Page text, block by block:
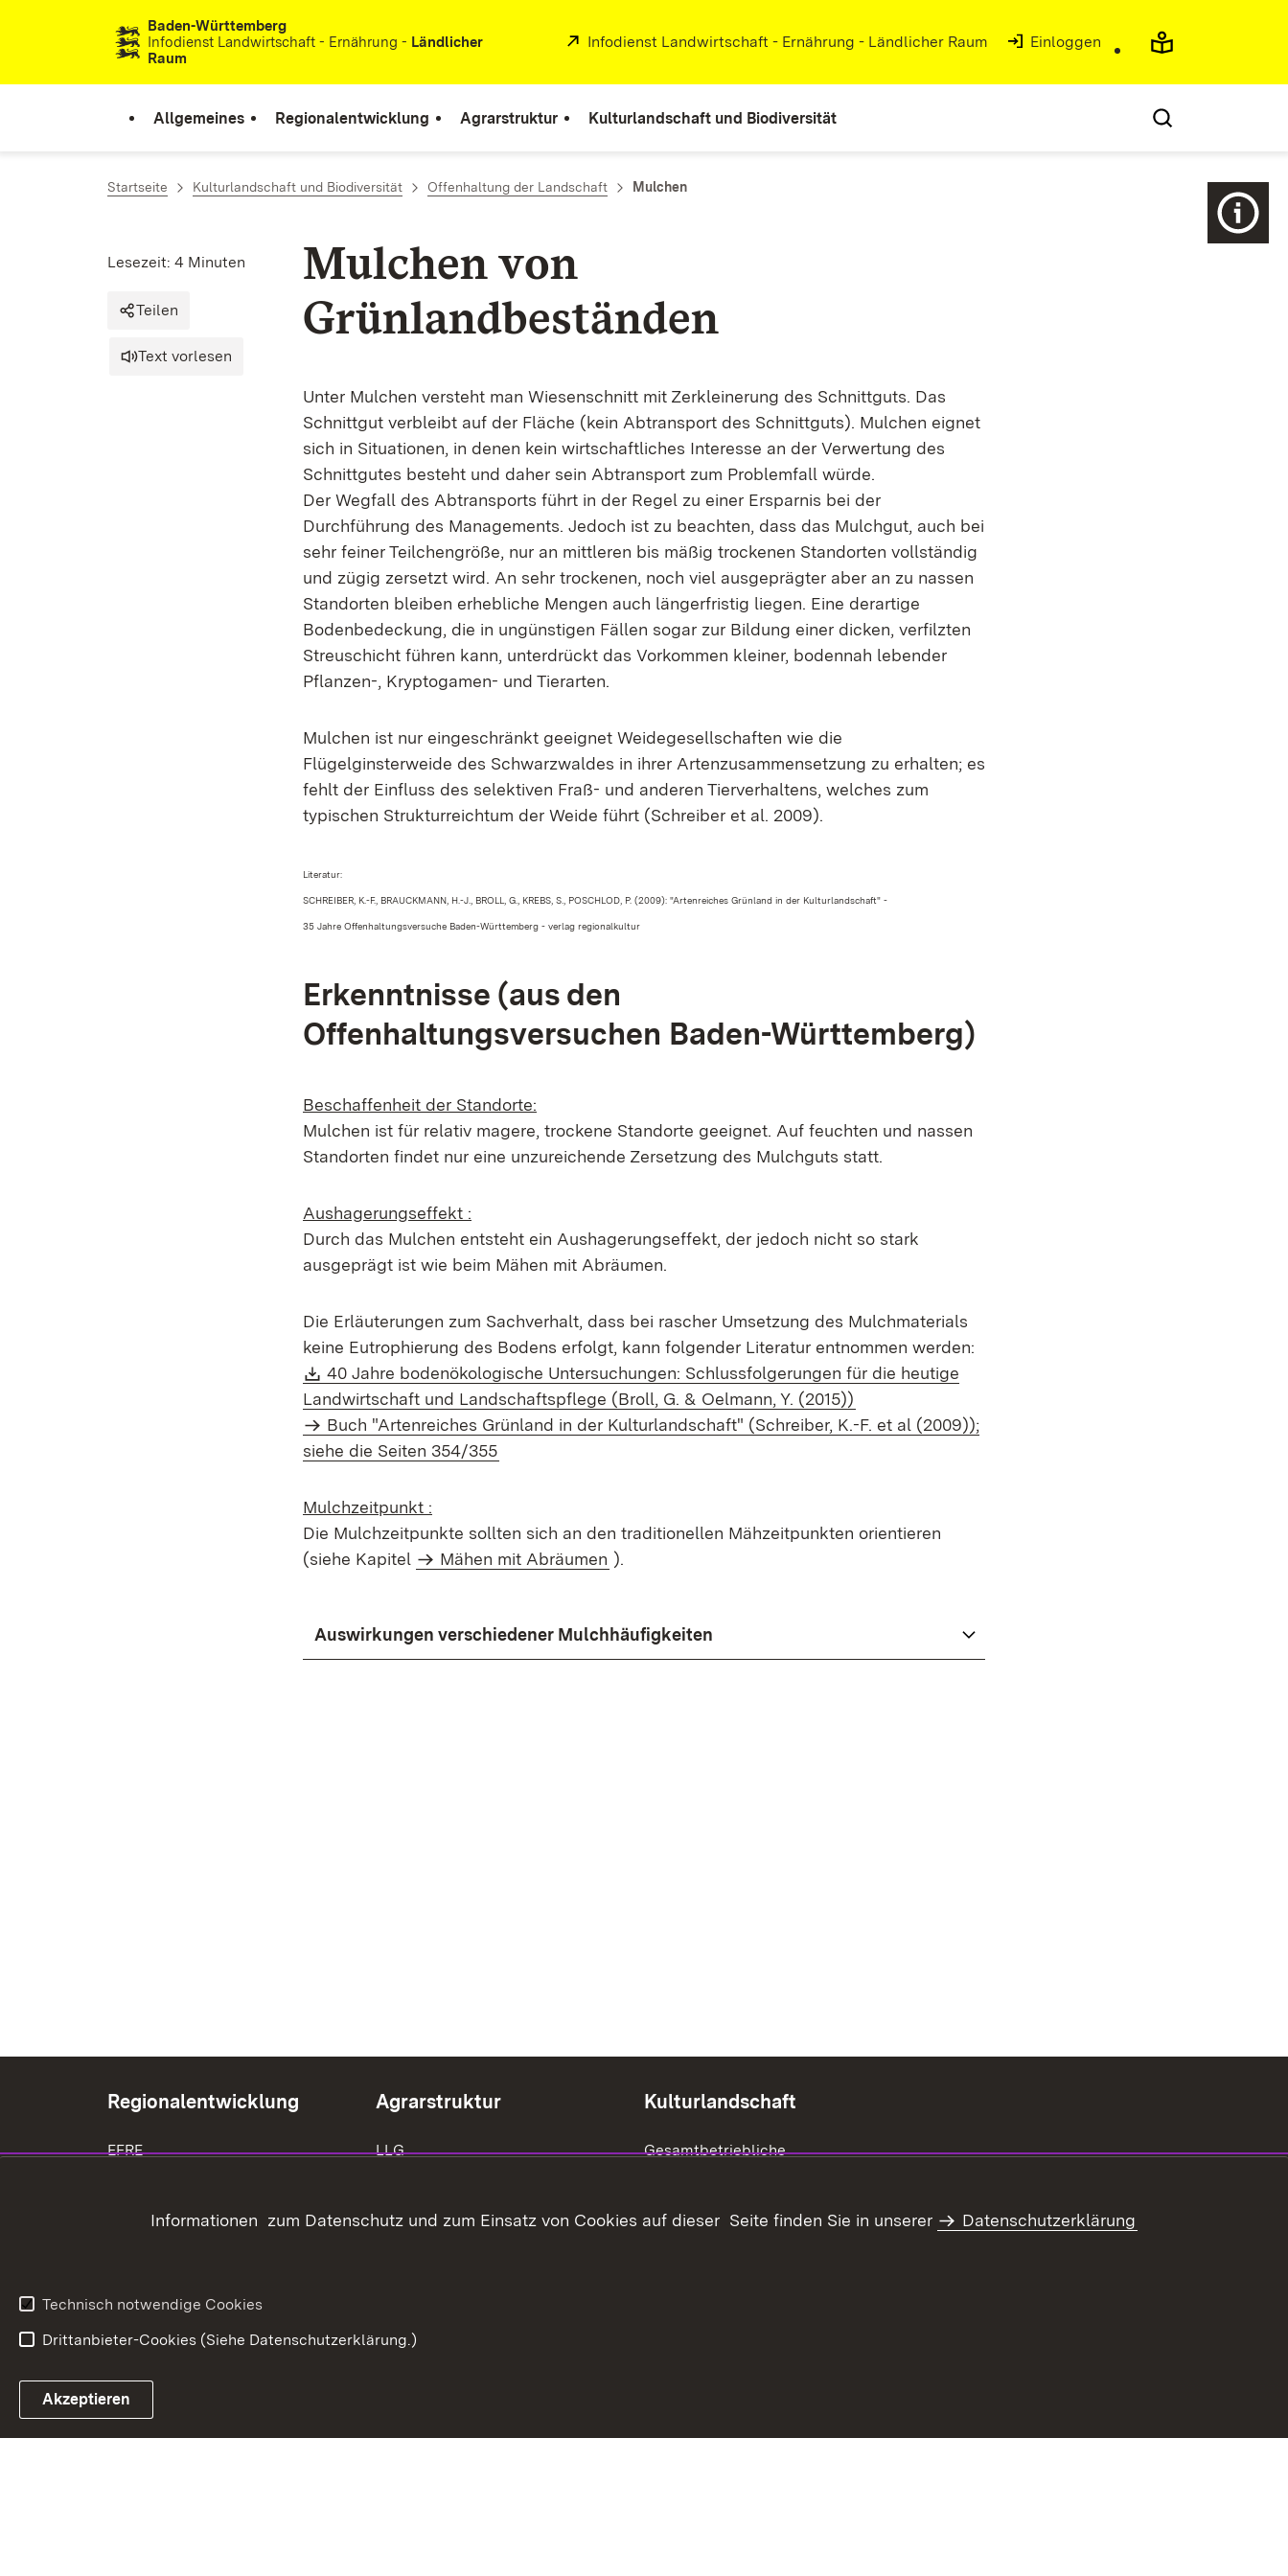
Zum Inhalt springenBaden-Württemberg
Infodienst Landwirtschaft - Ernährung - Ländlicher
Raum
Extern:
Infodienst Landwirtschaft - Ernährung - Ländlicher Raum (Öffnet in neuem Fenster)
Einloggen
Allgemeines Regionalentwicklung Agrarstruktur Kulturlandschaft und Biodiversität
Startseite Kulturlandschaft und Biodiversität Offenhaltung der Landschaft Mulchen
Mulchen von
Grünlandbeständen
Lesezeit: 4 Minuten
Teilen
Text vorlesen
Unter Mulchen versteht man Wiesenschnitt mit Zerkleinerung des Schnittguts. Das
Schnittgut verbleibt auf der Fläche (kein Abtransport des Schnittguts). Mulchen eignet
sich in Situationen, in denen kein wirtschaftliches Interesse an der Verwertung des
Schnittgutes besteht und daher sein Abtransport zum Problemfall würde.
Der Wegfall des Abtransports führt in der Regel zu einer Ersparnis bei der
Durchführung des Managements. Jedoch ist zu beachten, dass das Mulchgut, auch bei
sehr feiner Teilchengröße, nur an mittleren bis mäßig trockenen Standorten vollständig
und zügig zersetzt wird. An sehr trockenen, noch viel ausgeprägter aber an zu nassen
Standorten bleiben erhebliche Mengen auch längerfristig liegen. Eine derartige
Bodenbedeckung, die in ungünstigen Fällen sogar zur Bildung einer dicken, verfilzten
Streuschicht führen kann, unterdrückt das Vorkommen kleiner, bodennah lebender
Pflanzen-, Kryptogamen- und Tierarten.
Mulchen ist nur eingeschränkt geeignet Weidegesellschaften wie die
Flügelginsterweide des Schwarzwaldes in ihrer Artenzusammensetzung zu erhalten; es
fehlt der Einfluss des selektiven Fraß- und anderen Tierverhaltens, welches zum
typischen Strukturreichtum der Weide führt (Schreiber et al. 2009).
Literatur:
SCHREIBER, K.-F., BRAUCKMANN, H.-J., BROLL, G., KREBS, S., POSCHLOD, P. (2009): "Artenreiches Grünland in der Kulturlandschaft" -
35 Jahre Offenhaltungsversuche Baden-Württemberg - verlag regionalkultur
Erkenntnisse (aus den
Offenhaltungsversuchen Baden-Württemberg)
Beschaffenheit der Standorte:
Mulchen ist für relativ magere, trockene Standorte geeignet. Auf feuchten und nassen
Standorten findet nur eine unzureichende Zersetzung des Mulchguts statt.
Aushagerungseffekt :
Durch das Mulchen entsteht ein Aushagerungseffekt, der jedoch nicht so stark
ausgeprägt ist wie beim Mähen mit Abräumen.
Die Erläuterungen zum Sachverhalt, dass bei rascher Umsetzung des Mulchmaterials
keine Eutrophierung des Bodens erfolgt, kann folgender Literatur entnommen werden:
Download:
40 Jahre bodenökologische Untersuchungen: Schlussfolgerungen für die heutige
Landwirtschaft und Landschaftspflege (Broll, G. & Oelmann, Y. (2015))
Buch "Artenreiches Grünland in der Kulturlandschaft" (Schreiber, K.-F. et al (2009));
siehe die Seiten 354/355
Mulchzeitpunkt :
Die Mulchzeitpunkte sollten sich an den traditionellen Mähzeitpunkten orientieren
(siehe Kapitel
Mähen mit Abräumen ).
Auswirkungen verschiedener Mulchhäufigkeiten
Regionalentwicklung
EFRE
Agrarstruktur
LLG
Bauen im Außenbereich
Kulturlandschaft
Gesamtbetriebliche
Offenhaltung der Landschaft
Informationen zum Datenschutz und zum Einsatz von Cookies auf dieser Seite finden Sie in unserer Datenschutzerklärung
Technisch notwendige Cookies
Drittanbieter-Cookies (Siehe Datenschutzerklärung.)
Akzeptieren